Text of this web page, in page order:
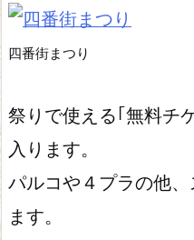
四番街まつり
祭りで使える｢無料チ
入ります。
パルコや４プラの他
ます。